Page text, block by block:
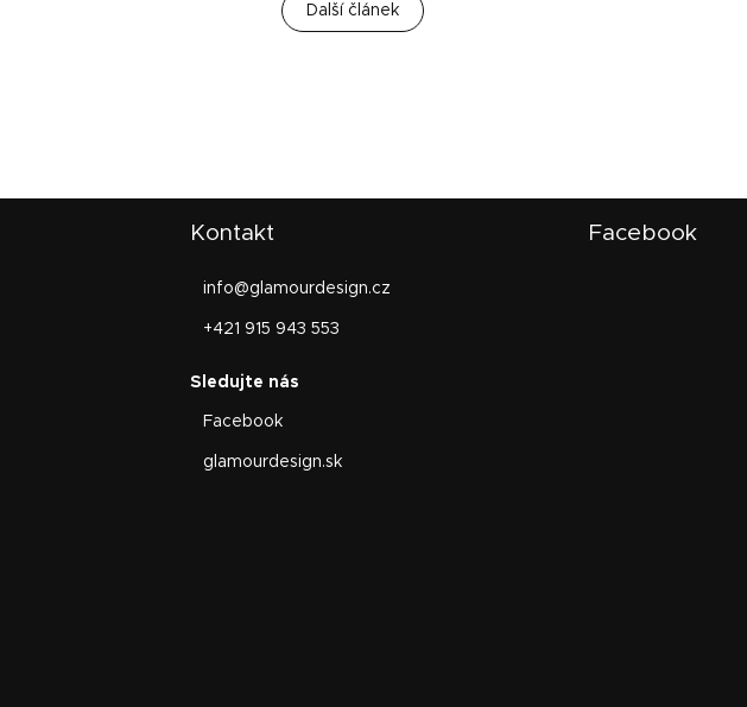
Další článek
Kontakt
info@glamourdesign.cz
+421 915 943 553
Facebook
glamourdesign.sk
Facebook